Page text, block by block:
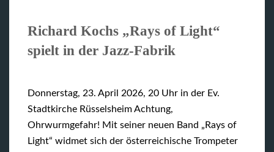
Richard Kochs „Rays of Light“
spielt in der Jazz-Fabrik
Donnerstag, 23. April 2026, 20 Uhr in der Ev.
Stadtkirche Rüsselsheim Achtung,
Ohrwurmgefahr! Mit seiner neuen Band „Rays of
Light“ widmet sich der österreichische Trompeter